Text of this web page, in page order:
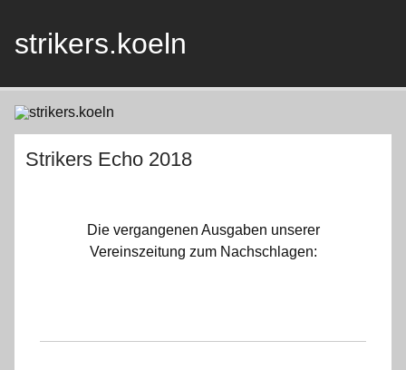
content
strikers.koeln
Strikers Echo 2018
Die vergangenen Ausgaben unserer
Vereinszeitung zum Nachschlagen: